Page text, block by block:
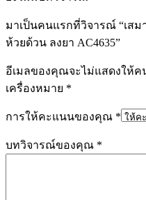
มาเป็นคนแรกที่วิจารณ์ “เส
ห้วยด้วน ลงยา AC4635”
อีเมลของคุณจะไม่แสดงให้ค
เครื่องหมาย *
การให้คะแนนของคุณ *
บทวิจารณ์ของคุณ *